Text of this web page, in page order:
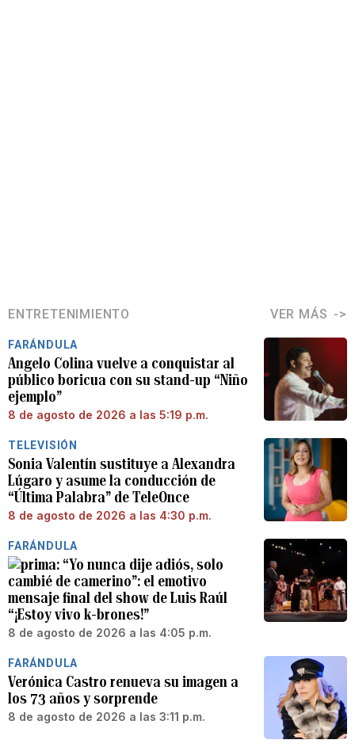
ENTRETENIMIENTO VER MÁS
FARÁNDULA
Angelo Colina vuelve a conquistar al
público boricua con su stand-up “Niño
ejemplo”
8 de agosto de 2026 a las 5:19 p.m.
TELEVISIÓN
Sonia Valentín sustituye a Alexandra
Lúgaro y asume la conducción de
“Última Palabra” de TeleOnce
8 de agosto de 2026 a las 4:30 p.m.
FARÁNDULA
“Yo nunca dije adiós, solo
cambié de camerino”: el emotivo
mensaje final del show de Luis Raúl
“¡Estoy vivo k-brones!”
8 de agosto de 2026 a las 4:05 p.m.
FARÁNDULA
Verónica Castro renueva su imagen a
los 73 años y sorprende
8 de agosto de 2026 a las 3:11 p.m.